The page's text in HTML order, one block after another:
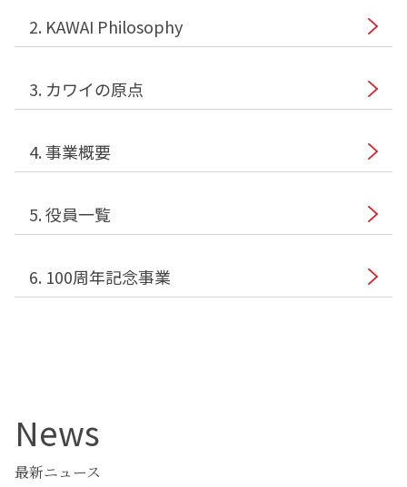
2. KAWAI Philosophy
3. カワイの原点
4. 事業概要
5. 役員一覧
6. 100周年記念事業
News
最新ニュース